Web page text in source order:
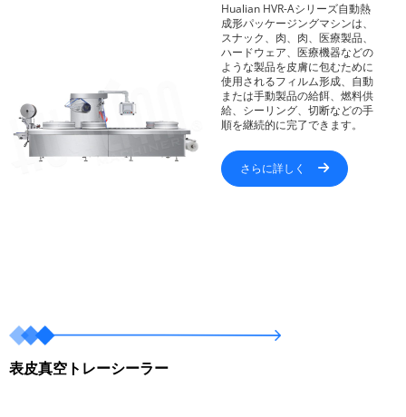
Hualian HVR-Aシリーズ自動熱
成形パッケージングマシンは、
スナック、肉、肉、医療製品、
ハードウェア、医療機器などの
ような製品を皮膚に包むために
使用されるフィルム形成、自動
または手動製品の給餌、燃料供
給、シーリング、切断などの手
順を継続的に完了できます。
さらに詳しく
表皮真空トレーシーラー